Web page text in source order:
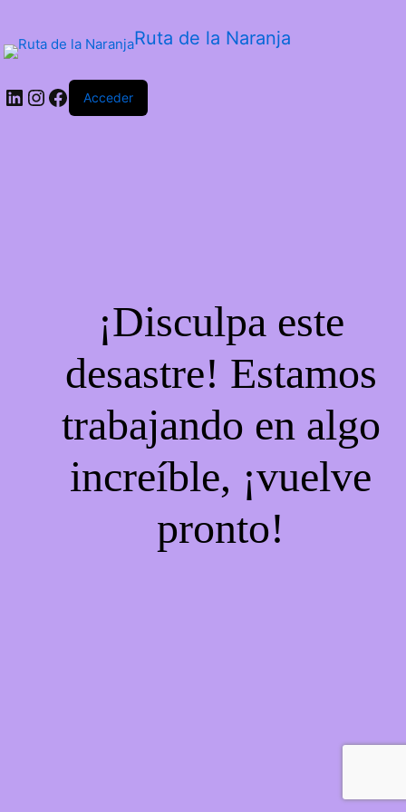
Ruta de la Naranja
Acceder
¡Disculpa este
desastre! Estamos
trabajando en algo
increíble, ¡vuelve
pronto!